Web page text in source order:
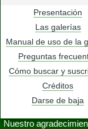
Presentación
Las galerías
Manual de uso de la
Preguntas
Cómo buscar y
Créditos
Darse de baja
Nuestro